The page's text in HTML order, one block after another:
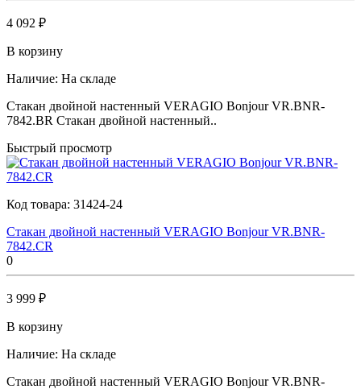
4 092 ₽
В корзину
Наличие: На складе
Стакан двойной настенный VERAGIO Bonjour VR.BNR-
7842.BR Стакан двойной настенный..
Быстрый просмотр
Код товара: 31424-24
Стакан двойной настенный VERAGIO Bonjour VR.BNR-
7842.CR
0
3 999 ₽
В корзину
Наличие: На складе
Стакан двойной настенный VERAGIO Bonjour VR.BNR-